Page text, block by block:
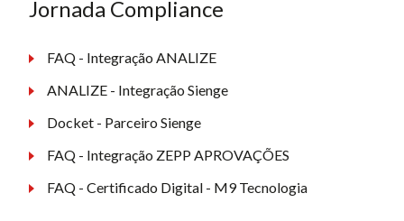
Jornada Compliance
FAQ - Integração ANALIZE
ANALIZE - Integração Sienge
Docket - Parceiro Sienge
FAQ - Integração ZEPP APROVAÇÕES
FAQ - Certificado Digital - M9 Tecnologia